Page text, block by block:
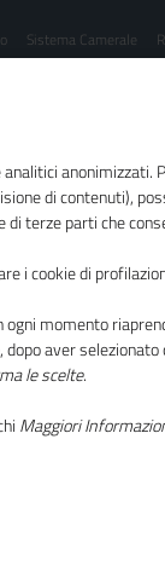
Sistema Camerale
di ripresa e
anonimizzati.
di contenuti),
terze parti che
i cookie di
momento
dopo aver
le scelte.
Maggiori